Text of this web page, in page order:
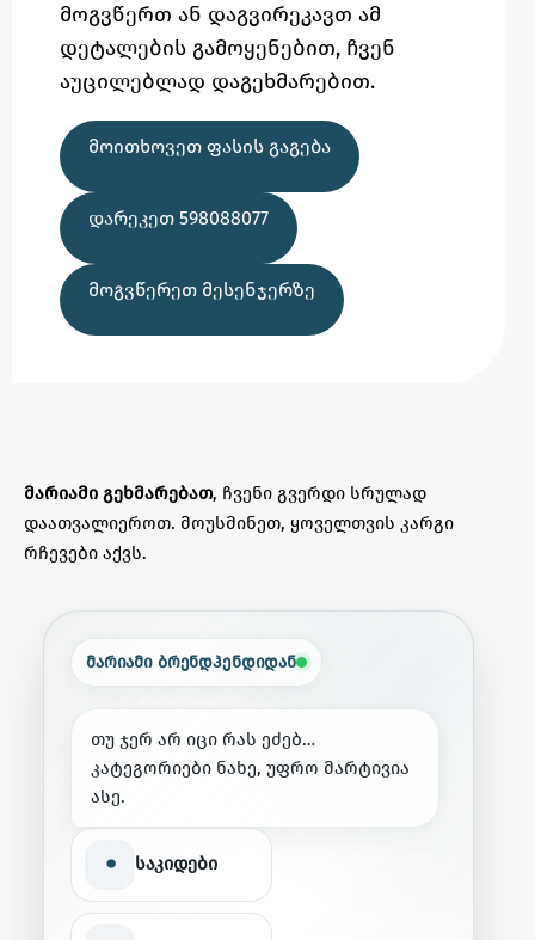
მოგვწერთ ან დაგვირეკავთ ამ
დეტალების გამოყენებით, ჩვენ
აუცილებლად დაგეხმარებით.
ᲛᲝᲘᲗᲮᲝᲕᲔᲗ ᲤᲐᲡᲘᲡ ᲒᲐᲒᲔᲑᲐ
ᲓᲐᲠᲔᲙᲔᲗ 598088077
ᲛᲝᲒᲕᲬᲔᲠᲔᲗ ᲛᲔᲡᲔᲜᲯᲔᲠᲖᲔ
მარიამი გეხმარებათ, ჩვენი გვერდი სრულად
დაათვალიეროთ. მოუსმინეთ, ყოველთვის კარგი
რჩევები აქვს.
მარიამი ბრენდჰენდიდან
თუ ჯერ არ იცი რას ეძებ…
კატეგორიები ნახე, უფრო მარტივია
ასე.
• საკიდები